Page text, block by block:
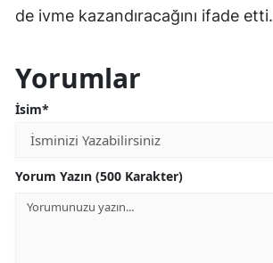
de ivme kazandıracağını ifade etti.
Yorumlar
İsim*
Yorum Yazın (500 Karakter)